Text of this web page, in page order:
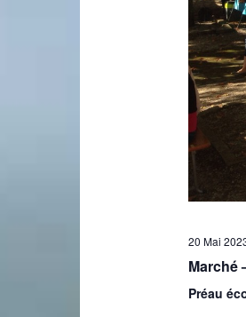
20 Mai
Marché
Préau